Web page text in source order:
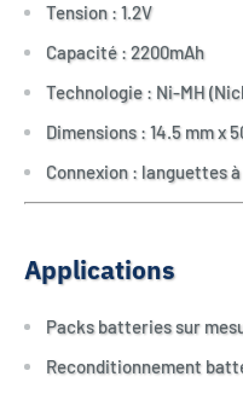
Tension : 1.2V
Capacité : 2200mAh
Technologie : Ni-MH
Dimensions : 14.5 mm x
Connexion : languettes
Applications
Packs batteries sur
Reconditionnement